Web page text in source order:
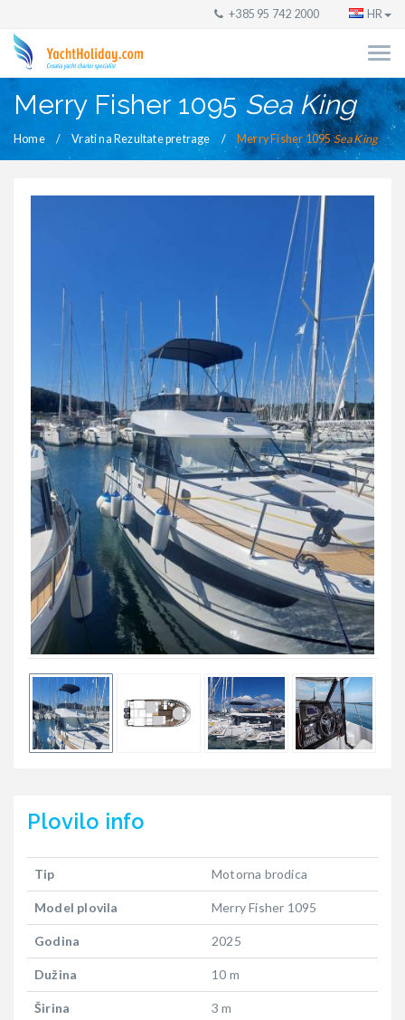
+385 95 742 2000 HR
Merry Fisher 1095 Sea King
Home Vrati na Rezultate pretrage Merry Fisher 1095Sea King
Plovilo info
Tip Motorna brodica
Model plovila Merry Fisher 1095
Godina 2025
Dužina 10 m
Širina 3 m